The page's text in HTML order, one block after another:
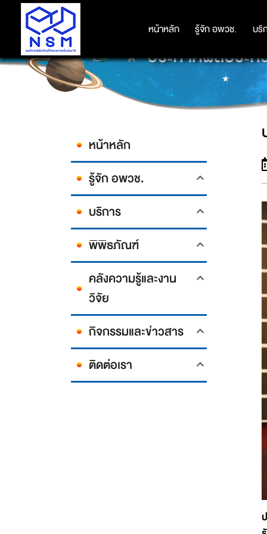
หน้าหลัก รู้จัก อพวช. บริ
หน้าหลัก รู้จัก อพวช. บริ
ประกาศผลประ
หน้าหลัก
รู้จัก อพวช.
บริการ
พิพิธภัณฑ์
คลังความรู้และงาน
วิจัย
กิจกรรมและข่าวสาร
ติดต่อเรา